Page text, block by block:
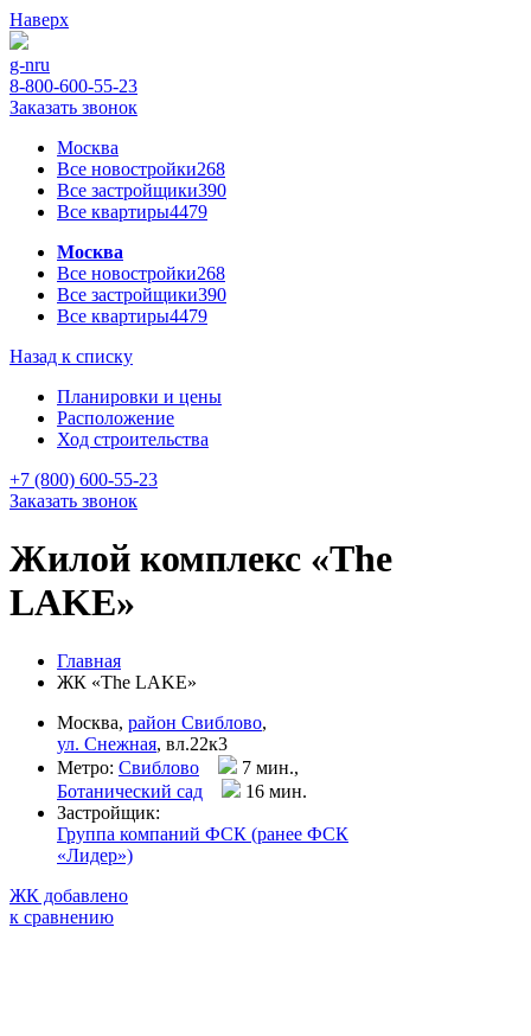
Наверх
g-nru
8-800-600-55-23
Заказать звонок
Москва
Все новостройки268
Все застройщики390
Все квартиры4479
Москва
Все новостройки268
Все застройщики390
Все квартиры4479
Назад к списку
Планировки и цены
Расположение
Ход строительства
+7 (800) 600-55-23
Заказать звонок
Жилой комплекс «The
LAKE»
Главная
ЖК «The LAKE»
Москва, район Свиблово,
ул. Снежная, вл.22к3
Метро: Свиблово
7 мин.,
Ботанический сад
16 мин.
Застройщик:
Группа компаний ФСК (ранее ФСК
«Лидер»)
ЖК добавлено
к сравнению